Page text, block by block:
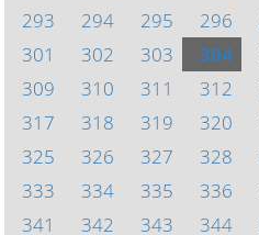
293
294 295 296
301
302 303 304
309
310 311 312
317
318 319 320
325
326 327 328
333
334 335 336
341
342 343 344